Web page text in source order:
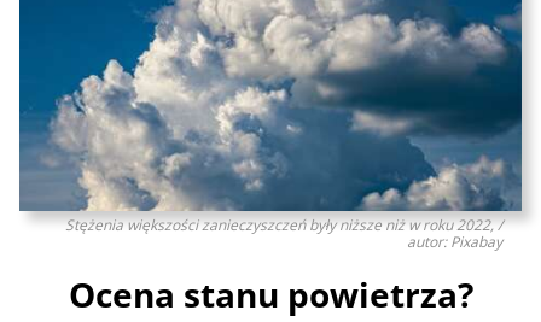
Stężenia większości zanieczyszczeń były niższe niż w roku 2022, /
autor: Pixabay
Ocena stanu powietrza?